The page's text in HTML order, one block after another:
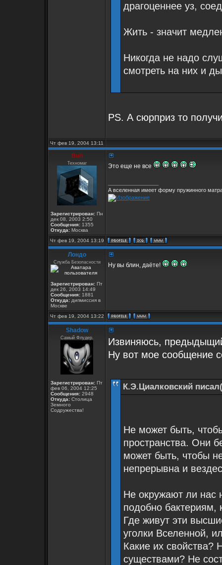
драгоценнее уз,
Жить - значит
Никогда не надо
смотреть на них и
PS. А сюрприз то
Чт фев 19, 2004 13:11
Buh
Техномаг
Зарегистрирован: Пн
дек 08, 2003 2:50
Сообщения: 1355
Откуда: Москва
Это еще не все
А вселенная имеет форму пружинного
Чт фев 19, 2004 13:19
Лондо
Служба Безопасности
Зарегистрирован: Пт
дек 26, 2003 14:49
Сообщения: 1881
Откуда: дипмиссия в
Москве
Ну вы блин, даёте!
Чт фев 19, 2004 13:22
Shadow
Самый Флудер.
Зарегистрирован: Пт
фев 06, 2004 12:25
Сообщения: 2948
Откуда: Столица
Земного
Содружества!
Извиняюсь,
Ну вот мое сообщение
К.Э.Циалковский
Не может быть,
пространства. Они
может быть, чтобы
непрерывна и
Не окружают ли нас
подобно бактериям,
Где живут эти
уголки Вселенной,
Какие их
существами? Не